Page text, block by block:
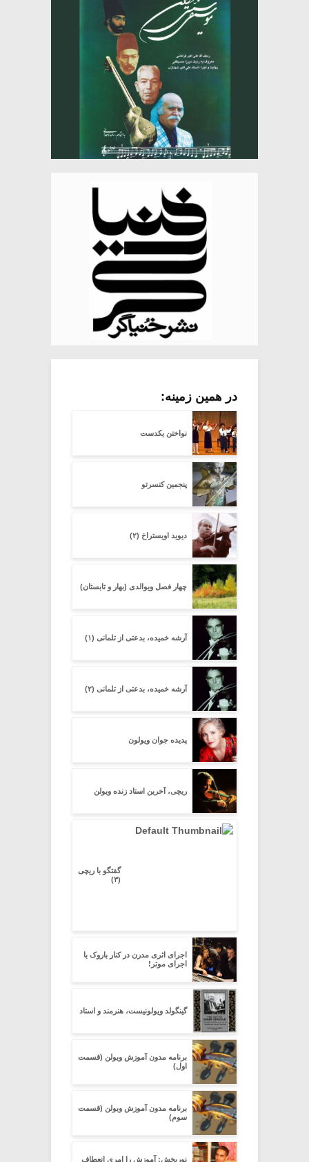
در همین زمینه:
نواختن یکدست
پنجمین کنسرتو
دیوید اویستراخ (۲)
چهار فصل ویوالدی (بهار و تابستان)
آرشه خمیده، بدعتی از تلمانی (۱)
آرشه خمیده، بدعتی از تلمانی (۲)
پدیده جوان ویولون
ریچی، آخرین استاد زنده ویولن
گفتگو با ریچی
(۳)
اجرای اثری مدرن در کنار باروک با
اجرای موتر!
گینگولد ویولونیست، هنرمند و استاد
برنامه مدون آموزش ویولن (قسمت
اول)
برنامه مدون آموزش ویولن (قسمت
سوم)
نوربخش: آموزش را امری انعطاف